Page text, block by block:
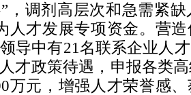
，调剂高层次和急需紧
人才发展专项资金。营
导中有21名联系企业人
才政策待遇，申报各类
万元，增强人才荣誉感